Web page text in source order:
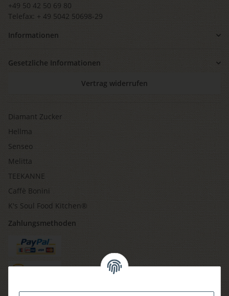
+49 50 42 50 69 80
Telefax: + 49 5042 50698-29
Informationen
Gesetzliche Informationen
Vertrag widerrufen
Diamant Zucker
Hellma
Senseo
Melitta
TEEKANNE
Caffè Bonini
K's Soul Food Kitchen®
Zahlungsmethoden
Versandmethoden